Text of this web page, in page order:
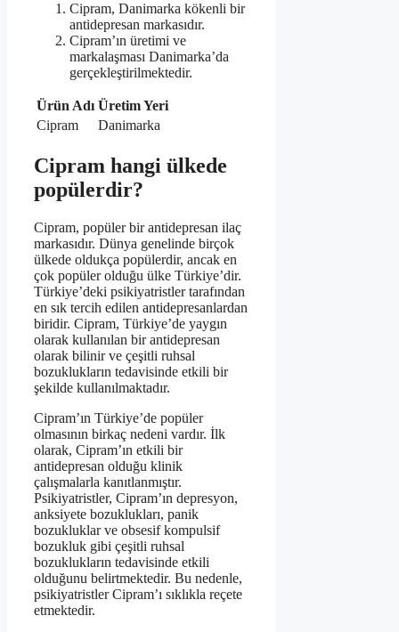
Cipram, Danimarka kökenli bir
antidepresan markasıdır.
Cipram’ın üretimi ve
markalaşması Danimarka’da
gerçekleştirilmektedir.
Ürün Adı Üretim Yeri
Cipram
Danimarka
Cipram hangi ülkede
popülerdir?
Cipram, popüler bir antidepresan ilaç
markasıdır. Dünya genelinde birçok
ülkede oldukça popülerdir, ancak en
çok popüler olduğu ülke Türkiye’dir.
Türkiye’deki psikiyatristler tarafından
en sık tercih edilen antidepresanlardan
biridir. Cipram, Türkiye’de yaygın
olarak kullanılan bir antidepresan
olarak bilinir ve çeşitli ruhsal
bozuklukların tedavisinde etkili bir
şekilde kullanılmaktadır.
Cipram’ın Türkiye’de popüler
olmasının birkaç nedeni vardır. İlk
olarak, Cipram’ın etkili bir
antidepresan olduğu klinik
çalışmalarla kanıtlanmıştır.
Psikiyatristler, Cipram’ın depresyon,
anksiyete bozuklukları, panik
bozukluklar ve obsesif kompulsif
bozukluk gibi çeşitli ruhsal
bozuklukların tedavisinde etkili
olduğunu belirtmektedir. Bu nedenle,
psikiyatristler Cipram’ı sıklıkla reçete
etmektedir.